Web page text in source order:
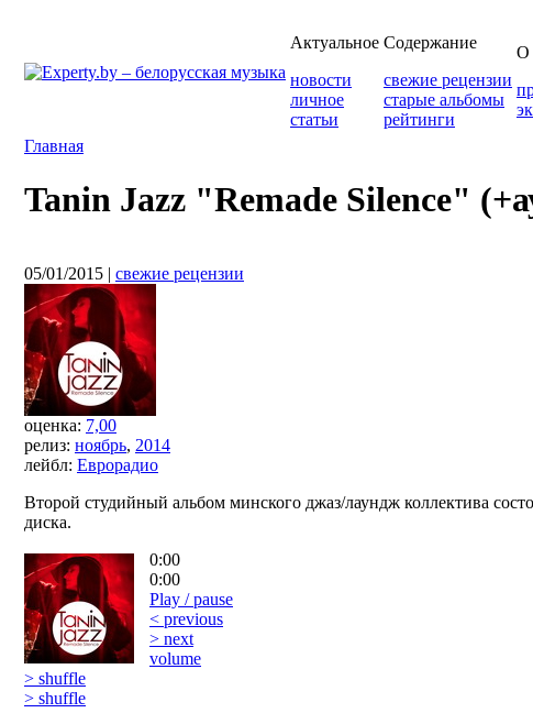
Актуальное
новости
личное
статьи
Содержание
свежие рецензии
старые альбомы
рейтинги
О
Главная
Tanin Jazz "Remade Silence"
05/01/2015 | свежие рецензии
оценка: 7,00
релиз: ноябрь, 2014
лейбл: Еврорадио
Второй студийный альбом минского джаз/лаундж коллектива
диска.
0:00
0:00
Play / pause
< previous
> next
volume
> shuffle
> shuffle